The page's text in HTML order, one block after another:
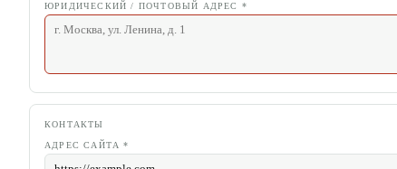
ЮРИДИЧЕСКИЙ / ПОЧТОВЫЙ АДРЕС *
КОНТАКТЫ
АДРЕС САЙТА *